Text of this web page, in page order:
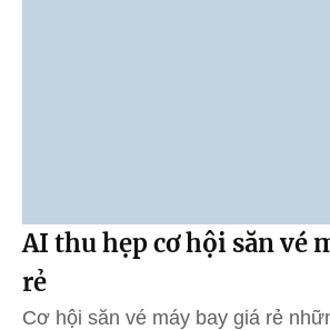
AI thu hẹp cơ hội săn vé
rẻ
Cơ hội săn vé máy bay giá rẻ